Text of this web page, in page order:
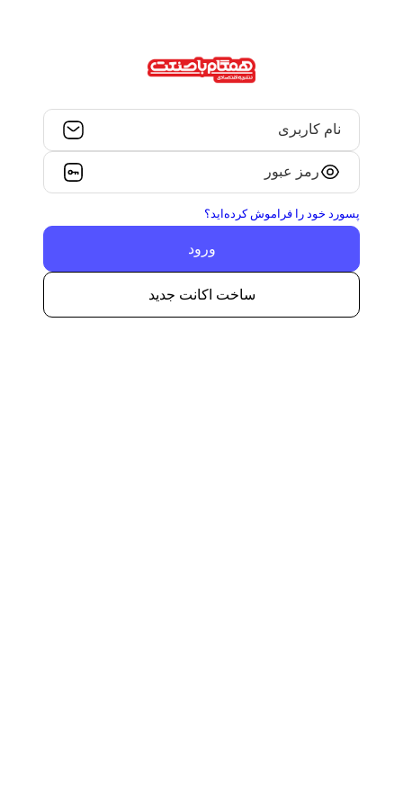
نام کاربری
رمز عبور
پسورد خود را فراموش کرده‌اید؟
ساخت اکانت جدید